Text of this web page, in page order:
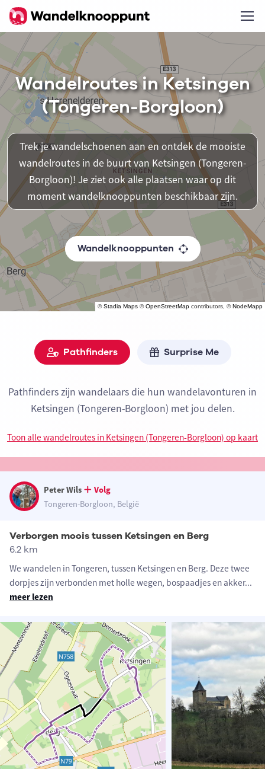
©Stadia Maps ©OpenStreetMap contributors, ©NodeMapp
Wandelroutes in Ketsingen
(Tongeren-Borgloon)
Trek je wandelschoenen aan en ontdek de mooiste
wandelroutes in de buurt van Ketsingen (Tongeren-
Borgloon)! Je ziet ook alle plaatsen waar op dit
moment wandelknooppunten beschikbaar zijn.
Wandelknooppunten
Pathfinders Surprise Me
Pathfinders zijn wandelaars die hun wandelavonturen in
Ketsingen (Tongeren-Borgloon) met jou delen.
Toon alle wandelroutes in Ketsingen (Tongeren-Borgloon) op kaart
Peter Wils
Volg
Tongeren-Borgloon, België
Verborgen moois tussen Ketsingen en Berg
6.2 km
We wandelen in Tongeren, tussen Ketsingen en Berg. Deze twee
dorpjes zijn verbonden met holle wegen, bospaadjes en akker...
meer lezen